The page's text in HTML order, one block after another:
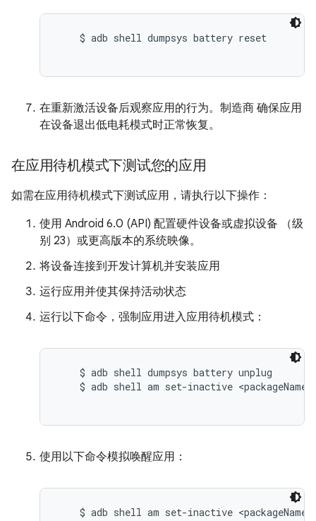
    $ adb shell dumpsys battery reset
在重新激活设备后观察应用的行为。制造商 确保应用
在设备退出低电耗模式时正常恢复。
在应用待机模式下测试您的应用
如需在应用待机模式下测试应用，请执行以下操作：
使用 Android 6.0 (API) 配置硬件设备或虚拟设备 （级
别 23）或更高版本的系统映像。
将设备连接到开发计算机并安装应用
运行应用并使其保持活动状态
运行以下命令，强制应用进入应用待机模式：
    $ adb shell dumpsys battery unplug
$ adb shell am set-inactive <packageName>
使用以下命令模拟唤醒应用：
$ adb shell am set-inactive <packageName>